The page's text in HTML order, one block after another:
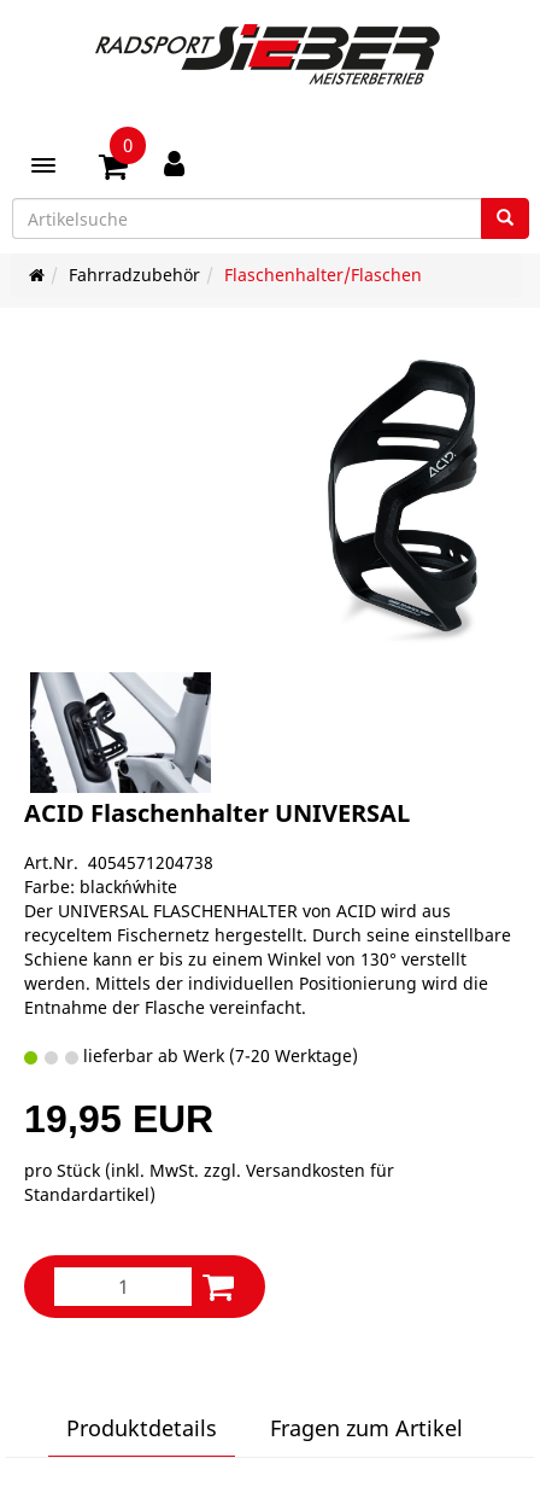
Toggle navigation
0
Fahrradzubehör Flaschenhalter/Flaschen
ACID Flaschenhalter UNIVERSAL
Art.Nr. 4054571204738
Farbe: black´n´white
Der UNIVERSAL FLASCHENHALTER von ACID wird aus
recyceltem Fischernetz hergestellt. Durch seine einstellbare
Schiene kann er bis zu einem Winkel von 130° verstellt
werden. Mittels der individuellen Positionierung wird die
Entnahme der Flasche vereinfacht.
lieferbar ab Werk (7-20 Werktage)
19,95 EUR
pro Stück (inkl. MwSt. zzgl. Versandkosten für
Standardartikel)
Produktdetails Fragen zum Artikel